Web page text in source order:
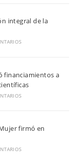
integral de la
financiamientos a
firmó en